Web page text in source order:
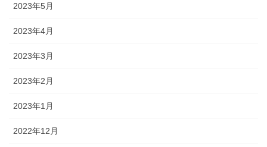
2023年5月
2023年4月
2023年3月
2023年2月
2023年1月
2022年12月